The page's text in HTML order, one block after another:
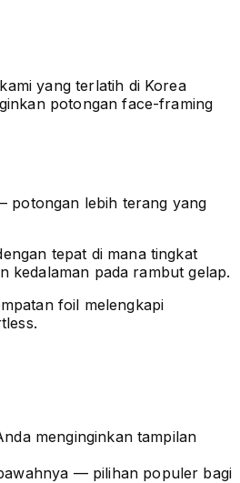
yang terlatih di Korea
potongan face-framing
potongan lebih terang yang
tepat di mana tingkat
kedalaman pada rambut gelap.
foil melengkapi
menginginkan tampilan
— pilihan populer bagi